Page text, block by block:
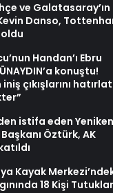
ve Galatasaray’ın
Danso,
Handan’ı Ebru
konuştu!
çıkışlarını
istifa eden
Öztürk, AK
Kayak
18 Kişi